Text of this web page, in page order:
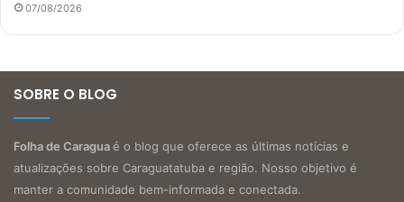
07/08/2026
SOBRE O BLOG
Folha de Caraguaé o blog que oferece as últimas notícias e
atualizações sobre Caraguatatuba e região. Nosso objetivo é
manter a comunidade bem-informada e conectada.